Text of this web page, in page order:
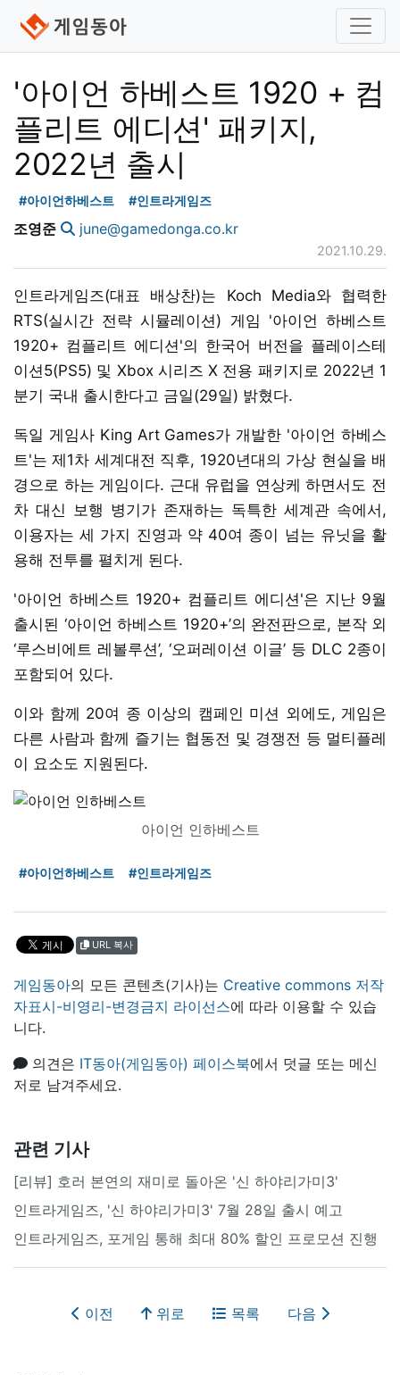
'아이언 하베스트 1920 + 컴
플리트 에디션' 패키지,
2022년 출시
#아이언하베스트 #인트라게임즈
조영준 june@gamedonga.co.kr
2021.10.29.
인트라게임즈(대표 배상찬)는 Koch Media와 협력한
RTS(실시간 전략 시뮬레이션) 게임 '아이언 하베스트
1920+ 컴플리트 에디션'의 한국어 버전을 플레이스테
이션5(PS5) 및 Xbox 시리즈 X 전용 패키지로 2022년 1
분기 국내 출시한다고 금일(29일) 밝혔다.
독일 게임사 King Art Games가 개발한 '아이언 하베스
트'는 제1차 세계대전 직후, 1920년대의 가상 현실을 배
경으로 하는 게임이다. 근대 유럽을 연상케 하면서도 전
차 대신 보행 병기가 존재하는 독특한 세계관 속에서,
이용자는 세 가지 진영과 약 40여 종이 넘는 유닛을 활
용해 전투를 펼치게 된다.
'아이언 하베스트 1920+ 컴플리트 에디션'은 지난 9월
출시된 ‘아이언 하베스트 1920+’의 완전판으로, 본작 외
‘루스비에트 레볼루션’, ‘오퍼레이션 이글’ 등 DLC 2종이
포함되어 있다.
이와 함께 20여 종 이상의 캠페인 미션 외에도, 게임은
다른 사람과 함께 즐기는 협동전 및 경쟁전 등 멀티플레
이 요소도 지원된다.
아이언 인하베스트
#아이언하베스트 #인트라게임즈
URL 복사
게임동아의 모든 콘텐츠(기사)는 Creative commons 저작
자표시-비영리-변경금지 라이선스에 따라 이용할 수 있습
니다.
의견은 IT동아(게임동아) 페이스북에서 덧글 또는 메신
저로 남겨주세요.
관련 기사
[리뷰] 호러 본연의 재미로 돌아온 '신 하야리가미3'
인트라게임즈, '신 하야리가미3' 7월 28일 출시 예고
인트라게임즈, 포게임 통해 최대 80% 할인 프로모션 진행
이전 위로 목록 다음